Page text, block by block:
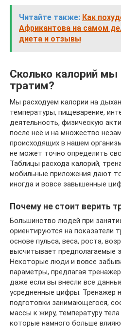
Читайте также: Как
Африкантова на самом
диета и отзывы
Сколько калорий мы
тратим?
Мы расходуем калории на
температуры, пищеварение,
деятельность, физическую
после неё и на множество
происходящих в нашем
не может точно определить
Таблицы расхода калорий,
мобильные приложения дают
иногда и вовсе завышенные
Почему не стоит верить
Большинство людей при
ориентируются на показатели
основе пульса, веса, роста,
высчитывает предполагаемые
Некоторые люди и вовсе
параметры, предлагая
даже если вы внесли все
усредненные цифры. Тренажер
подготовки занимающегося,
массы к жиру, температуру
которые намного больше